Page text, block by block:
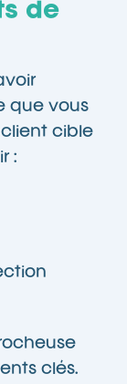
de
que vous
cible
:
clés.